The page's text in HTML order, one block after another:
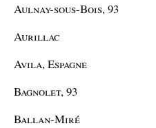
Aulnay-sous-Bois, 93
Aurillac
Avila, Espagne
Bagnolet, 93
Ballan-Miré